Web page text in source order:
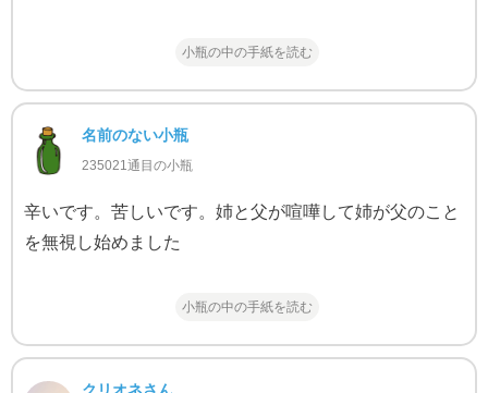
小瓶の中の手紙を読む
名前のない小瓶
235021通目の小瓶
辛いです。苦しいです。姉と父が喧嘩して姉が父のこと
を無視し始めました
小瓶の中の手紙を読む
クリオネさん